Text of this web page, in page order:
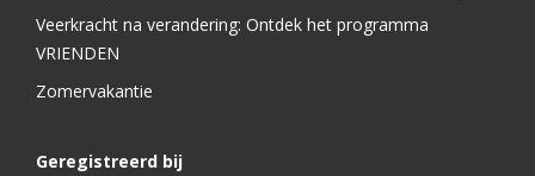
Veerkracht na verandering: Ontdek het programma
VRIENDEN
Zomervakantie
Geregistreerd bij